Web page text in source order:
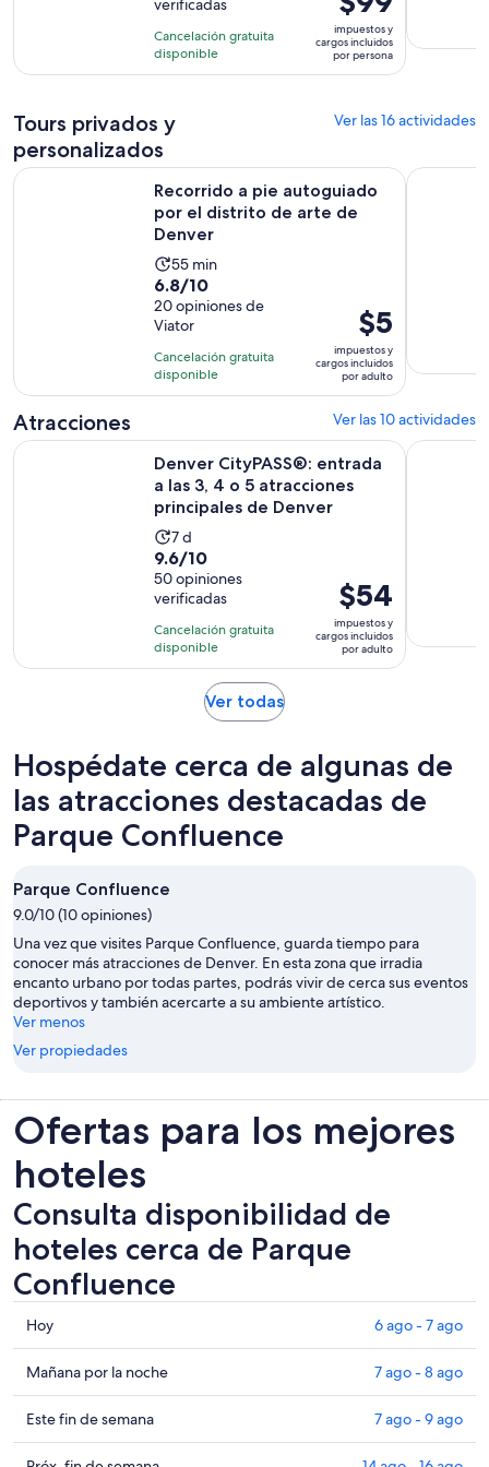
4
horas
10
con
69
opiniones
verificadas
Cancelación gratuita
disponible
precio
es
de
por
persona
impuestos y
cargos incluidos
por persona
Tours privados y
personalizados
Ver las 16 actividades
Recorrido a pie autoguiado
por el distrito de arte de
Denver
La
actividad
dura
55
minutos
55 min
6.8
de
10
con
20
opiniones
6.8/10
20 opiniones de
Viator
Cancelación gratuita
disponible
El
precio
es
de
por
adulto
$5
impuestos y
cargos incluidos
por adulto
Recorrido a pie autoguiado por el distrito de arte de Denver
Denver:
Atracciones Ver las 10 actividades
Denver CityPASS®: entrada
a las 3, 4 o 5 atracciones
principales de Denver
La
actividad
dura
7
días
7 d
9.6
de
10
con
50
opiniones
9.6/10
50 opiniones
verificadas
Cancelación gratuita
disponible
El
precio
es
de
$54
impuestos y
cargos incluidos
por adulto
Denver CityPASS®: entrada a las 3, 4 o 5 atraccionesEntrada
Ver todasSe
una
nueva
pestaña
Hospédate cerca de algunas de
las atracciones destacadas de
Parque Confluence
Parque Confluence
9.0/10 (10 opiniones)
Una vez que visites Parque Confluence, guarda tiempo para
conocer más atracciones de Denver. En esta zona que irradia
encanto urbano por todas partes, podrás vivir de cerca sus eventos
deportivos y también acercarte a su ambiente artístico.
Ver menos
Ver propiedades
Ofertas para los mejores
hoteles
Consulta disponibilidad de
hoteles cerca de Parque
Confluence
Consultar
los
precios
cerca
de
Parque
Hoy 6 ago - 7 ago
Consultar
precios
cerca
de
Mañana por la noche 7 ago - 8 ago
Consultar
precios
Este fin de semana 7 ago - 9 ago